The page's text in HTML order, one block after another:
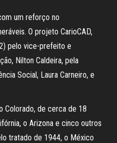
um reforço no
O projeto CarioCAD,
pelo vice-prefeito e
Nilton Caldeira, pela
Social, Laura Carneiro, e
Colorado, de cerca de 18
o Arizona e cinco outros
tratado de 1944, o México